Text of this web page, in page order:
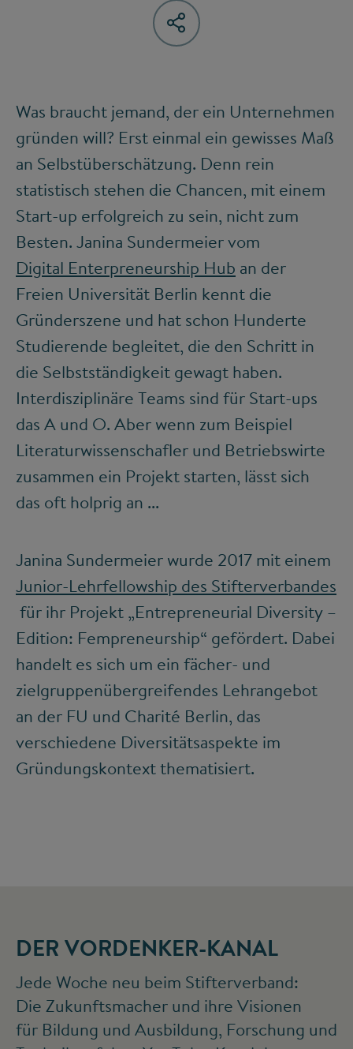
Was braucht jemand, der ein Unternehmen
gründen will? Erst einmal ein gewisses Maß
an Selbstüberschätzung. Denn rein
statistisch stehen die Chancen, mit einem
Start-up erfolgreich zu sein, nicht zum
Besten. Janina Sundermeier vom
Digital Enterpreneurship Hub an der
Freien Universität Berlin kennt die
Gründerszene und hat schon Hunderte
Studierende begleitet, die den Schritt in
die Selbstständigkeit gewagt haben.
Interdisziplinäre Teams sind für Start-ups
das A und O. Aber wenn zum Beispiel
Literaturwissenschafler und Betriebswirte
zusammen ein Projekt starten, lässt sich
das oft holprig an ...
Janina Sundermeier wurde 2017 mit einem
Junior-Lehrfellowship des Stifterverbandes
für ihr Projekt „Entrepreneurial Diversity –
Edition: Fempreneurship“ gefördert. Dabei
handelt es sich um ein fächer- und
zielgruppenübergreifendes Lehrangebot
an der FU und Charité Berlin, das
verschiedene Diversitätsaspekte im
Gründungskontext thematisiert.
DER VORDENKER-KANAL
Jede Woche neu beim Stifterverband:
Die Zukunftsmacher und ihre Visionen
für Bildung und Ausbildung, Forschung und